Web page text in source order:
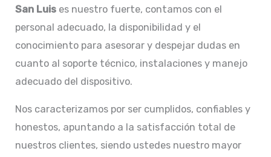
San Luis es nuestro fuerte, contamos con el
personal adecuado, la disponibilidad y el
conocimiento para asesorar y despejar dudas en
cuanto al soporte técnico, instalaciones y manejo
adecuado del dispositivo.
Nos caracterizamos por ser cumplidos, confiables y
honestos, apuntando a la satisfacción total de
nuestros clientes, siendo ustedes nuestro mayor